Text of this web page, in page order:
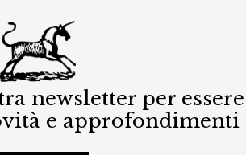
newsletter per essere
e approfondimenti